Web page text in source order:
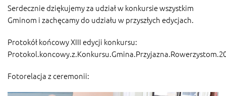
Serdecznie dziękujemy za udział w konkursie wszystkim
Gminom i zachęcamy do udziału w przyszłych edycjach.
Protokół końcowy XIII edycji konkursu:
Fotorelacja z ceremonii: